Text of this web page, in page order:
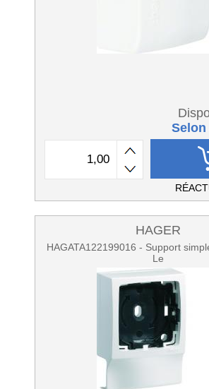
Selon
HAGER
HAGATA122199016 - Support
Le